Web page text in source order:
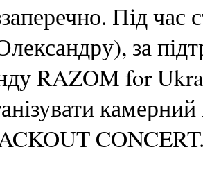
Під час
за
RAZOM for